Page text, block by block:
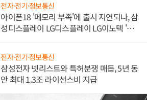
전자·전기·정보통신
아이폰18 '메모리 부족'에 출시 지연되나, 삼
성디스플레이 LG디스플레이 LG이노텍 '탈
전자·전기·정보통신
삼성전자 넷리스트와 특허분쟁 매듭, 5년 동
안 최대 1.3조 라이선스비 지급